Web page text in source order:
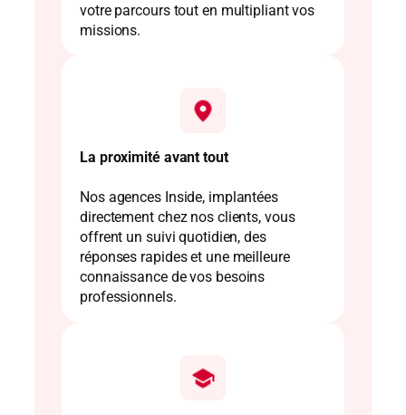
votre parcours tout en multipliant vos
missions.
La proximité avant tout
Nos agences Inside, implantées
directement chez nos clients, vous
offrent un suivi quotidien, des
réponses rapides et une meilleure
connaissance de vos besoins
professionnels.